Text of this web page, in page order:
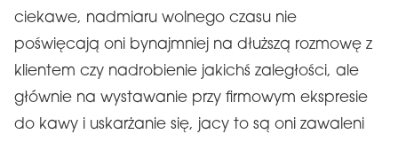
ciekawe, nadmiaru wolnego czasu nie
poświęcają oni bynajmniej na dłuższą rozmowę z
klientem czy nadrobienie jakichś zaległości, ale
głównie na wystawanie przy firmowym ekspresie
do kawy i uskarżanie się, jacy to są oni zawaleni